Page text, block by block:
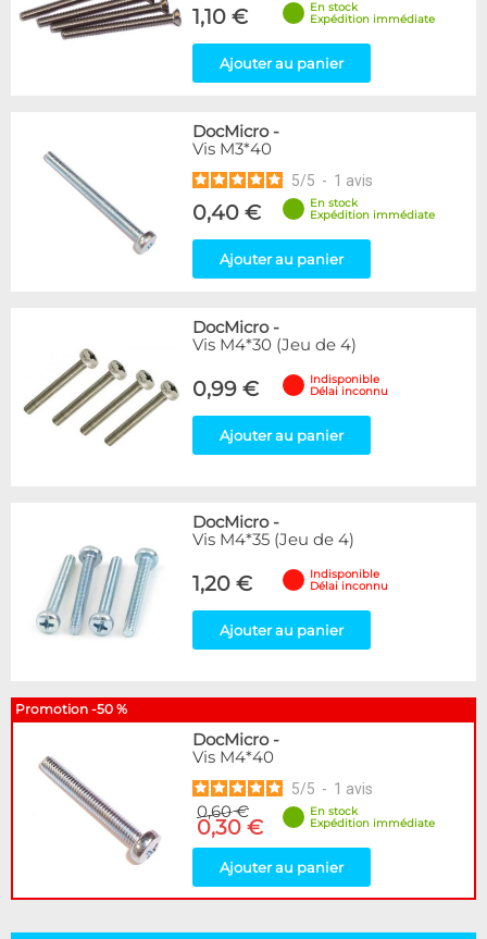
1,10 €
En stock
Expédition immédiate
Ajouter au panier
DocMicro-
Vis M3*40
5/5 - 1 avis
0,40 €
En stock
Expédition immédiate
Ajouter au panier
DocMicro-
Vis M4*30 (Jeu de 4)
0,99 €
Indisponible
Délai inconnu
Ajouter au panier
DocMicro-
Vis M4*35 (Jeu de 4)
1,20 €
Indisponible
Délai inconnu
Ajouter au panier
Promotion -50 %
DocMicro-
Vis M4*40
5/5 - 1 avis
0,60 €
0,30 €
En stock
Expédition immédiate
Ajouter au panier